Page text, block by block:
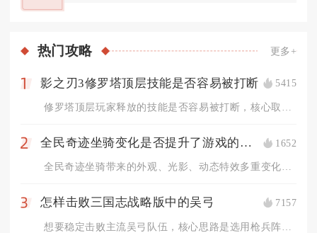
热门攻略 更多+
影之刃3修罗塔顶层技能是否容易被打断 5415
2 全民奇迹坐骑变化是否提升了游戏的视觉效果 1652
全民奇迹坐骑带来的外观、光影、动态特效多重变化，全方位提升了...
3 怎样击败三国志战略版中的吴弓 7157